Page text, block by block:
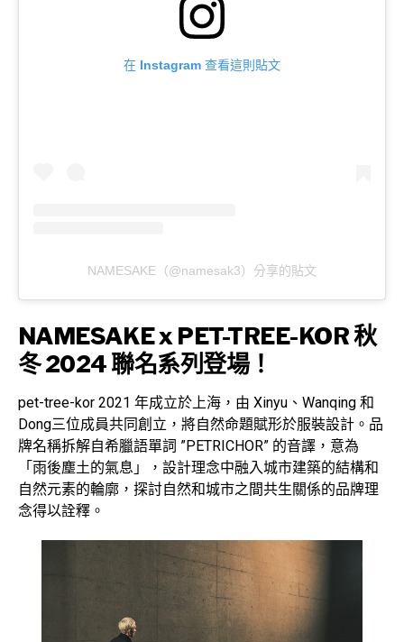
在 Instagram 查看這則貼文
NAMESAKE（@namesak3）分享的貼文
NAMESAKE x PET-TREE-KOR 秋
冬 2024 聯名系列登場！
pet-tree-kor 2021 年成立於上海，由 Xinyu、Wanqing 和
Dong三位成員共同創立，將自然命題賦形於服裝設計。品
牌名稱拆解自希臘語單詞 ”PETRICHOR” 的音譯，意為
「雨後塵土的氣息」，設計理念中融入城市建築的結構和
自然元素的輪廓，探討自然和城市之間共生關係的品牌理
念得以詮釋。